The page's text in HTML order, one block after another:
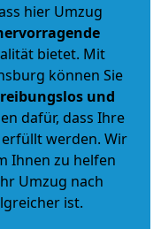
hier Umzug
bietet. Mit
können Sie
reibungslos und
dafür, dass Ihre
werden. Wir
Ihnen zu helfen
Umzug nach
ist.